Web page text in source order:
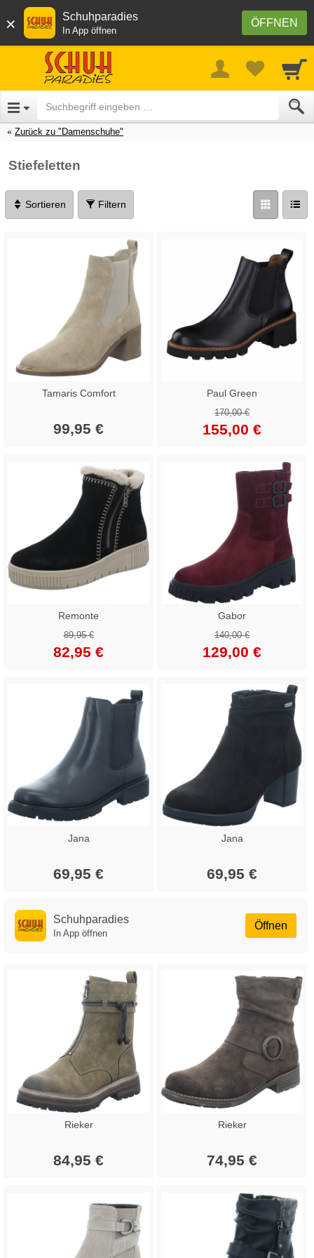
× ÖFFNEN
Schuhparadies
In App öffnen
Zurück zu "Damenschuhe"
Stiefeletten
Sortieren Filtern
Tamaris Comfort
99,95 €
Paul Green
170,00 €
155,00 €
Remonte
89,95 €
82,95 €
Gabor
140,00 €
129,00 €
Jana
69,95 €
Jana
69,95 €
Öffnen
Schuhparadies
In App öffnen
Rieker
84,95 €
Rieker
74,95 €